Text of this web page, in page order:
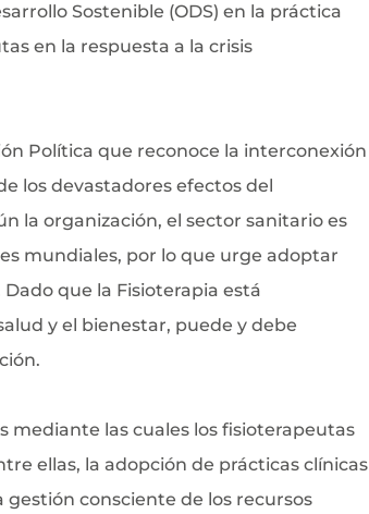
Sostenible (ODS) en la práctica
en la respuesta a la crisis
Política que reconoce la interconexión
los devastadores efectos del
la organización, el sector sanitario es
mundiales, por lo que urge adoptar
que la Fisioterapia está
y el bienestar, puede y debe
mediante las cuales los fisioterapeutas
ellas, la adopción de prácticas clínicas
consciente de los recursos